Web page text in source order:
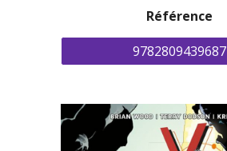
Référence
9782809439687